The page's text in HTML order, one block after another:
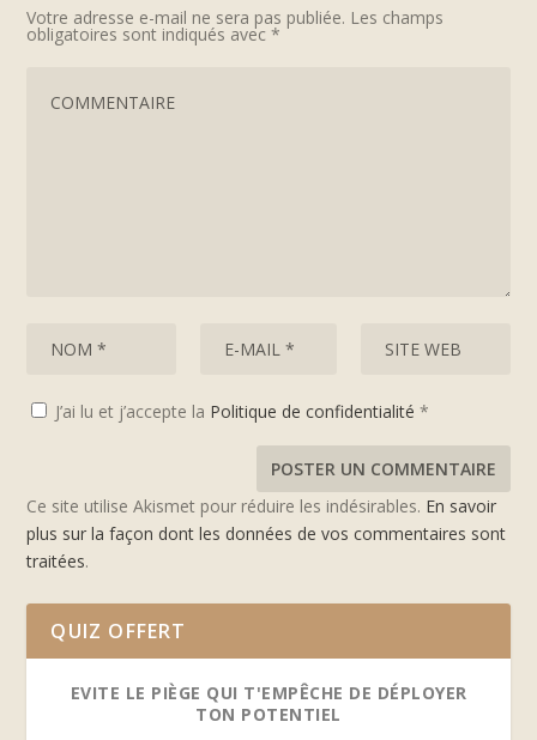
Votre adresse e-mail ne sera pas publiée. Les champs
obligatoires sont indiqués avec*
J’ai lu et j’accepte la Politique de confidentialité*
Ce site utilise Akismet pour réduire les indésirables. En savoir
plus sur la façon dont les données de vos commentaires sont
traitées.
QUIZ OFFERT
EVITE LE PIÈGE QUI T'EMPÊCHE DE DÉPLOYER
TON POTENTIEL